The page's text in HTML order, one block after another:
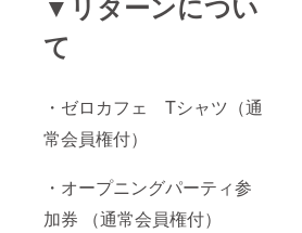
て
・ゼロカフェ Tシャツ（通
常会員権付）
・オープニングパーティ参
加券 （通常会員権付）